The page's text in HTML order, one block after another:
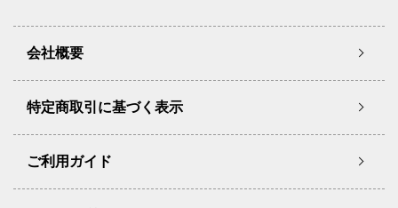
会社概要
特定商取引に基づく表示
ご利用ガイド